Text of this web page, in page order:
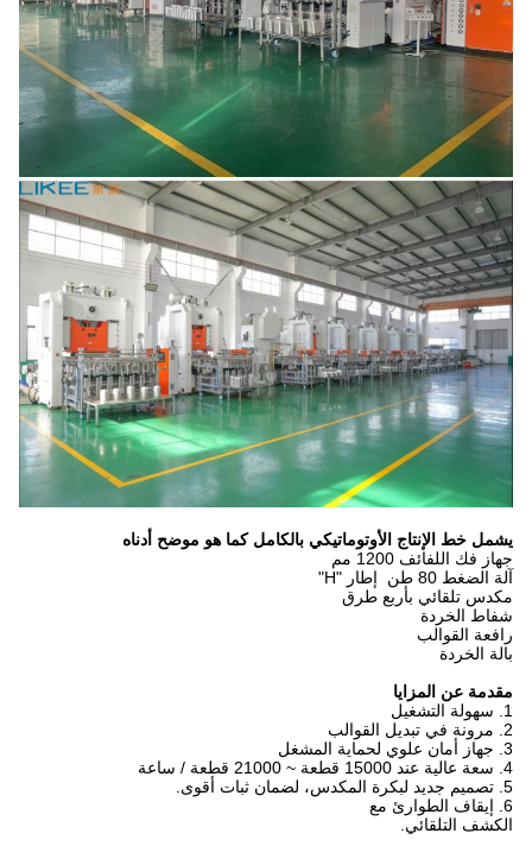
يشمل خط الإنتاج الأوتوماتيكي بالكامل كما هو موضح أدناه
جهاز فك اللفائف 1200 مم
آلة الضغط 80 طن إطار "H"
مكدس تلقائي بأربع طرق
شفاط الخردة
رافعة القوالب
بالة الخردة
مقدمة عن المزايا
1. سهولة التشغيل
4. سعة عالية عند 15000 قطعة ~ 21000 قطعة / ساعة
5. تصميم جديد لبكرة المكدس، لضمان ثبات أقوى.
6. إيقاف الطوارئ مع
الكشف التلقائي.